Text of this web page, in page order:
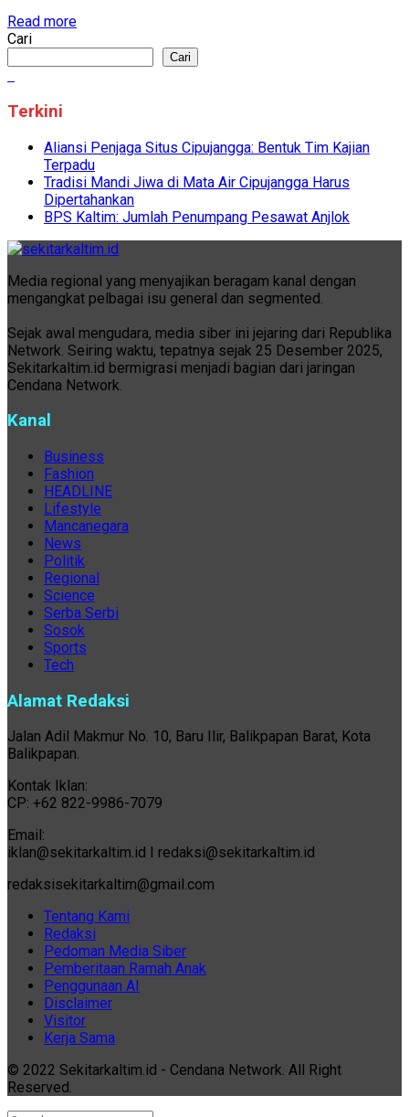
Read more
Cari
Cari
Terkini
Aliansi Penjaga Situs Cipujangga: Bentuk Tim Kajian
Terpadu
Tradisi Mandi Jiwa di Mata Air Cipujangga Harus
Dipertahankan
BPS Kaltim: Jumlah Penumpang Pesawat Anjlok
Media regional yang menyajikan beragam kanal dengan
mengangkat pelbagai isu general dan segmented.
Sejak awal mengudara, media siber ini jejaring dari Republika
Network. Seiring waktu, tepatnya sejak 25 Desember 2025,
Sekitarkaltim.id bermigrasi menjadi bagian dari jaringan
Cendana Network.
Kanal
Business
Fashion
HEADLINE
Lifestyle
Mancanegara
News
Politik
Regional
Science
Serba Serbi
Sosok
Sports
Tech
Alamat Redaksi
Jalan Adil Makmur No. 10, Baru Ilir, Balikpapan Barat, Kota
Balikpapan.
Kontak Iklan:
CP: +62 822-9986-7079
Email:
iklan@sekitarkaltim.id I redaksi@sekitarkaltim.id
redaksisekitarkaltim@gmail.com
Tentang Kami
Redaksi
Pedoman Media Siber
Pemberitaan Ramah Anak
Penggunaan AI
Disclaimer
Visitor
Kerja Sama
© 2022 Sekitarkaltim.id - Cendana Network. All Right
Reserved.